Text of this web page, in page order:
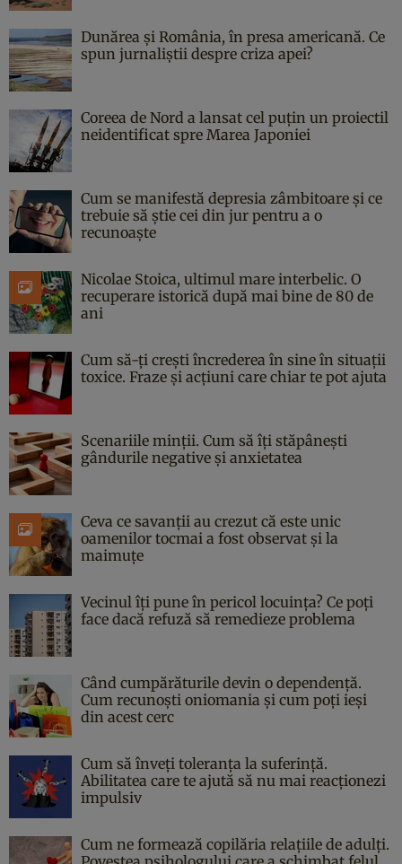
Dunărea și România, în presa americană. Ce
spun jurnaliștii despre criza apei?
Coreea de Nord a lansat cel puțin un proiectil
neidentificat spre Marea Japoniei
Cum se manifestă depresia zâmbitoare și ce
trebuie să știe cei din jur pentru a o
recunoaște
Nicolae Stoica, ultimul mare interbelic. O
recuperare istorică după mai bine de 80 de
ani
Cum să-ți crești încrederea în sine în situații
toxice. Fraze și acțiuni care chiar te pot ajuta
Scenariile minții. Cum să îți stăpânești
gândurile negative și anxietatea
Ceva ce savanții au crezut că este unic
oamenilor tocmai a fost observat și la
maimuțe
Vecinul îți pune în pericol locuința? Ce poți
face dacă refuză să remedieze problema
Când cumpărăturile devin o dependență.
Cum recunoști oniomania și cum poți ieși
din acest cerc
Cum să înveți toleranța la suferință.
Abilitatea care te ajută să nu mai reacționezi
impulsiv
Cum ne formează copilăria relațiile de adulți.